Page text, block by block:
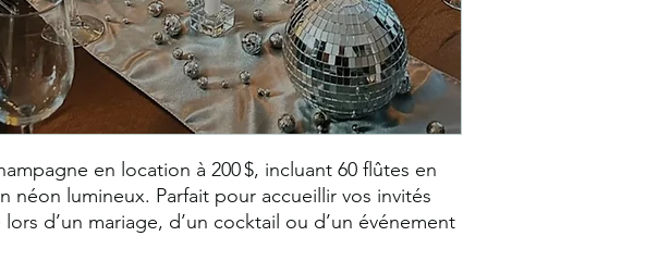
en location à 200 $, incluant 60 flûtes en
néon lumineux. Parfait pour accueillir vos invités
lors d’un mariage, d’un cocktail ou d’un événement